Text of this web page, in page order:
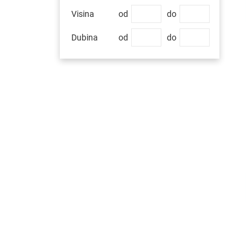
Visina od do
Dubina od do